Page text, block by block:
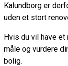
Kalundborg er
uden et stort
Hvis du vil have
måle og vurdere
bolig.